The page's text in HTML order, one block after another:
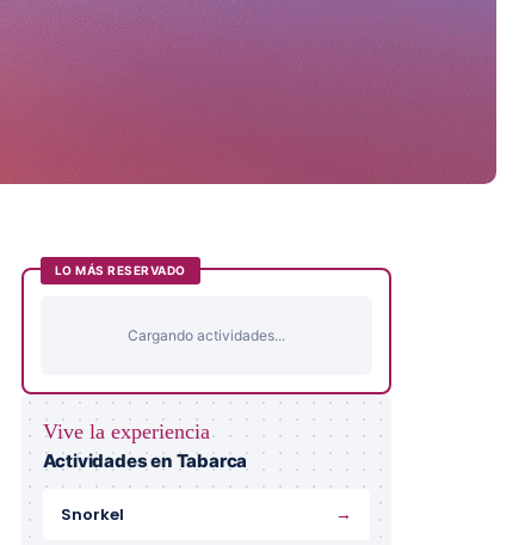
LO MÁS RESERVADO
Cargando actividades...
Vive la experiencia
Actividades en Tabarca
Snorkel →